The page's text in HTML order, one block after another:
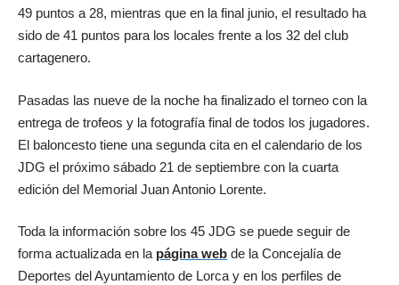
49 puntos a 28, mientras que en la final junio, el resultado ha
sido de 41 puntos para los locales frente a los 32 del club
cartagenero.
Pasadas las nueve de la noche ha finalizado el torneo con la
entrega de trofeos y la fotografía final de todos los jugadores.
El baloncesto tiene una segunda cita en el calendario de los
JDG el próximo sábado 21 de septiembre con la cuarta
edición del Memorial Juan Antonio Lorente.
Toda la información sobre los 45 JDG se puede seguir de
forma actualizada en la página web de la Concejalía de
Deportes del Ayuntamiento de Lorca y en los perfiles de